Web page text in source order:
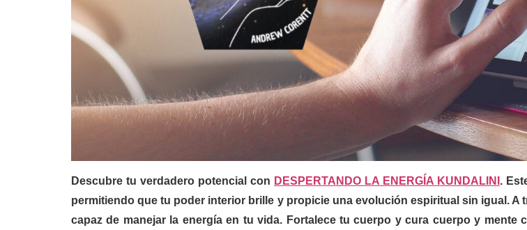
Descubre tu verdadero potencial con DESPERTANDO LA ENERGÍA KUNDALINI .
permitiendo que tu poder interior brille y propicie una evolución espiritual sin igual.
capaz de manejar la energía en tu vida. Fortalece tu cuerpo y cura cuerpo y